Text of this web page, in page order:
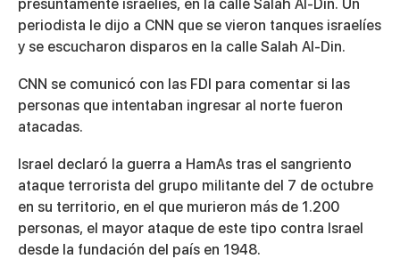
presuntamente israelíes, en la calle Salah Al-Din. Un
periodista le dijo a CNN que se vieron tanques israelíes
y se escucharon disparos en la calle Salah Al-Din.
CNN se comunicó con las FDI para comentar si las
personas que intentaban ingresar al norte fueron
atacadas.
Israel declaró la guerra a HamAs tras el sangriento
ataque terrorista del grupo militante del 7 de octubre
en su territorio, en el que murieron más de 1.200
personas, el mayor ataque de este tipo contra Israel
desde la fundación del país en 1948.